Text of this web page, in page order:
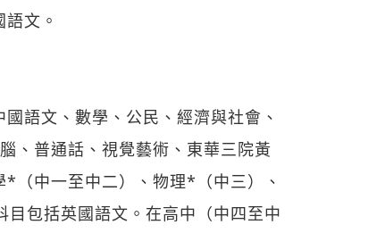
文。
語文、數學、公民、經濟與社會、
、普通話、視覺藝術、東華三院黃
（中一至中二）、物理*（中三）、
包括英國語文。在高中（中四至中